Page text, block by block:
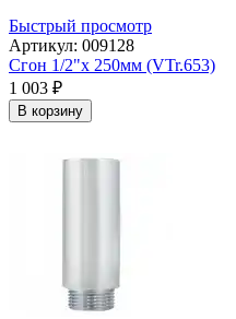
Быстрый просмотр
Артикул: 009128
Сгон 1/2"х 250мм (VTr.653)
1 003 ₽
В корзину